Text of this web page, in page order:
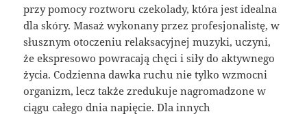
przy pomocy roztworu czekolady, która jest idealna
dla skóry. Masaż wykonany przez profesjonalistę, w
słusznym otoczeniu relaksacyjnej muzyki, uczyni,
że ekspresowo powracają chęci i siły do aktywnego
życia. Codzienna dawka ruchu nie tylko wzmocni
organizm, lecz także zredukuje nagromadzone w
ciągu całego dnia napięcie. Dla innych